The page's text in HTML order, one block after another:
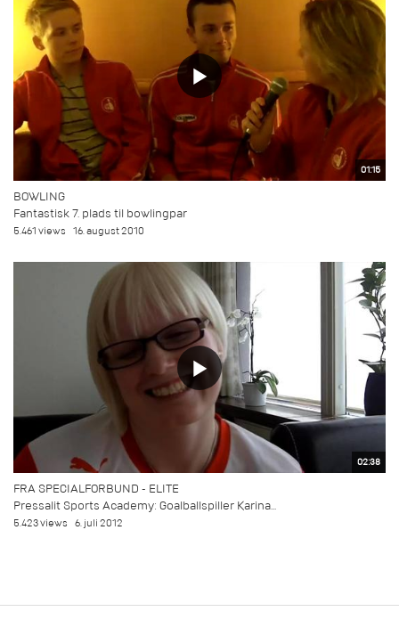
01:15
BOWLING
Fantastisk 7. plads til bowlingpar
5.461 views 16. august 2010
02:38
FRA SPECIALFORBUND - ELITE
Pressalit Sports Academy: Goalballspiller Karina...
5.423 views 6. juli 2012